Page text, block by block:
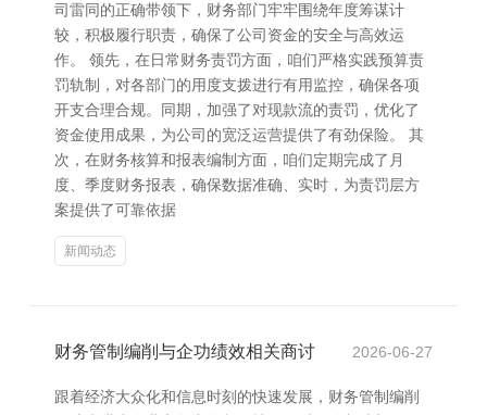
司雷同的正确带领下，财务部门牢牢围绕年度筹谋计
较，积极履行职责，确保了公司资金的安全与高效运
作。 领先，在日常财务责罚方面，咱们严格实践预算责
罚轨制，对各部门的用度支拨进行有用监控，确保各项
开支合理合规。同期，加强了对现款流的责罚，优化了
资金使用成果，为公司的宽泛运营提供了有劲保险。 其
次，在财务核算和报表编制方面，咱们定期完成了月
度、季度财务报表，确保数据准确、实时，为责罚层方
案提供了可靠依据
新闻动态
财务管制编削与企功绩效相关商讨 2026-06-27
跟着经济大众化和信息时刻的快速发展，财务管制编削